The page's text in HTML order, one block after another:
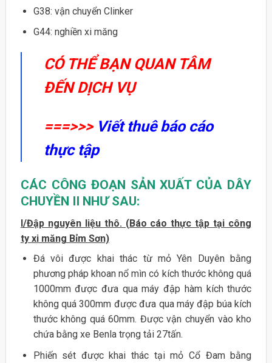
G38: vận chuyển Clinker
G44: nghiền xi măng
CÓ THỂ BẠN QUAN TÂM
ĐẾN DỊCH VỤ
===>>> Viết thuê báo cáo
thực tập
CÁC CÔNG ĐOẠN SẢN XUẤT CỦA DÂY
CHUYỀN II NHƯ SAU:
I/Đập nguyên liệu thô. (Báo cáo thực tập tại công
ty xi măng Bỉm Sơn)
Đá vôi được khai thác từ mỏ Yên Duyên bằng
phương pháp khoan nổ mìn có kích thước không quá
1000mm được đưa qua máy đập hàm kích thước
không quá 300mm được đưa qua máy đập búa kích
thước không quá 60mm. Được vận chuyển vào kho
chứa bằng xe Benla trọng tải 27tấn.
Phiến sét được khai thác tại mỏ Cổ Đam bằng